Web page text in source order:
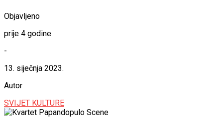
Objavljeno
prije 4 godine
-
13. siječnja 2023.
Autor
SVIJET KULTURE